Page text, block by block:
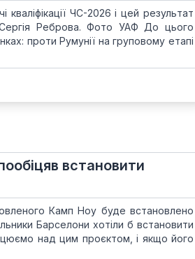
ЧС-2026 і цей результат
Реброва. Фото УАФ До цього
проти Румунії на груповому етапі
встановити
Камп Ноу буде встановлено
Барселони хотіли б встановити
над цим проєктом, і якщо його